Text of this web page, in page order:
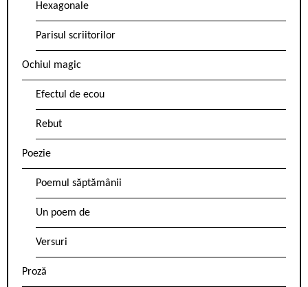
Hexagonale
Parisul scriitorilor
Ochiul magic
Efectul de ecou
Rebut
Poezie
Poemul săptămânii
Un poem de
Versuri
Proză